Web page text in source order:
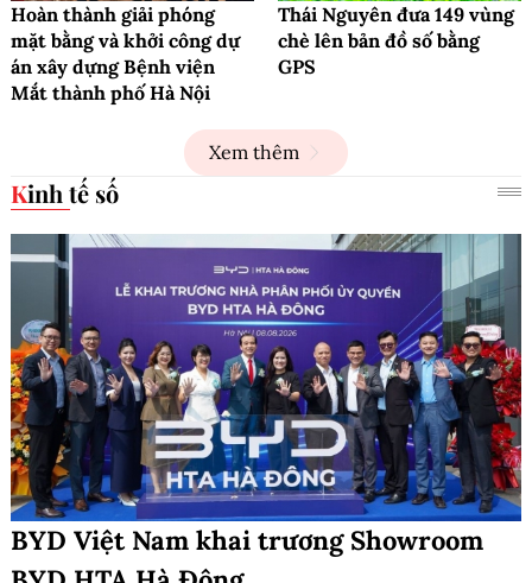
Hoàn thành giải phóng
mặt bằng và khởi công dự
án xây dựng Bệnh viện
Mắt thành phố Hà Nội
Thái Nguyên đưa 149 vùng
chè lên bản đồ số bằng
GPS
Xem thêm
Kinh tế số
BYD Việt Nam khai trương Showroom